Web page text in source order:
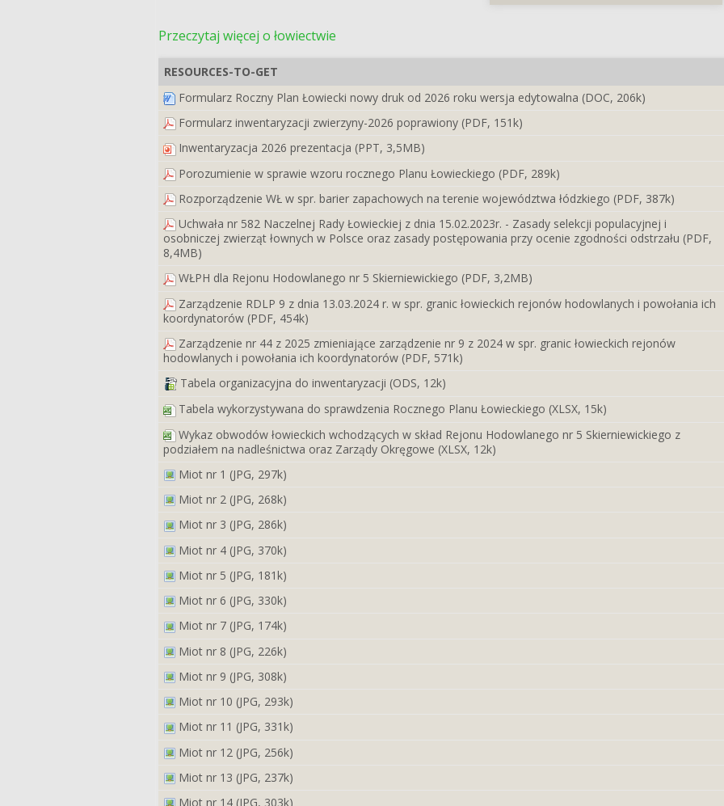
Przeczytaj więcej o łowiectwie
RESOURCES-TO-GET
Formularz Roczny Plan Łowiecki nowy druk od 2026 roku wersja edytowalna (DOC, 206k)
Formularz inwentaryzacji zwierzyny-2026 poprawiony (PDF, 151k)
Inwentaryzacja 2026 prezentacja (PPT, 3,5MB)
Porozumienie w sprawie wzoru rocznego Planu Łowieckiego (PDF, 289k)
Rozporządzenie WŁ w spr. barier zapachowych na terenie województwa łódzkiego (PDF, 387k)
Uchwała nr 582 Naczelnej Rady Łowieckiej z dnia 15.02.2023r. - Zasady selekcji populacyjnej i
osobniczej zwierząt łownych w Polsce oraz zasady postępowania przy ocenie zgodności odstrzału (PDF,
8,4MB)
WŁPH dla Rejonu Hodowlanego nr 5 Skierniewickiego (PDF, 3,2MB)
Zarządzenie RDLP 9 z dnia 13.03.2024 r. w spr. granic łowieckich rejonów hodowlanych i powołania ich
koordynatorów (PDF, 454k)
Zarządzenie nr 44 z 2025 zmieniające zarządzenie nr 9 z 2024 w spr. granic łowieckich rejonów
hodowlanych i powołania ich koordynatorów (PDF, 571k)
Tabela organizacyjna do inwentaryzacji (ODS, 12k)
Tabela wykorzystywana do sprawdzenia Rocznego Planu Łowieckiego (XLSX, 15k)
Wykaz obwodów łowieckich wchodzących w skład Rejonu Hodowlanego nr 5 Skierniewickiego z
podziałem na nadleśnictwa oraz Zarządy Okręgowe (XLSX, 12k)
Miot nr 1 (JPG, 297k)
Miot nr 2 (JPG, 268k)
Miot nr 3 (JPG, 286k)
Miot nr 4 (JPG, 370k)
Miot nr 5 (JPG, 181k)
Miot nr 6 (JPG, 330k)
Miot nr 7 (JPG, 174k)
Miot nr 8 (JPG, 226k)
Miot nr 9 (JPG, 308k)
Miot nr 10 (JPG, 293k)
Miot nr 11 (JPG, 331k)
Miot nr 12 (JPG, 256k)
Miot nr 13 (JPG, 237k)
Miot nr 14 (JPG, 303k)